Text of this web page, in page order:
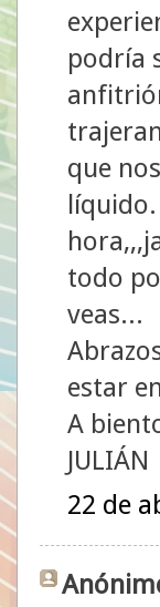
podría
que
todo
veas...
estar
A
JULIÁN
22 de